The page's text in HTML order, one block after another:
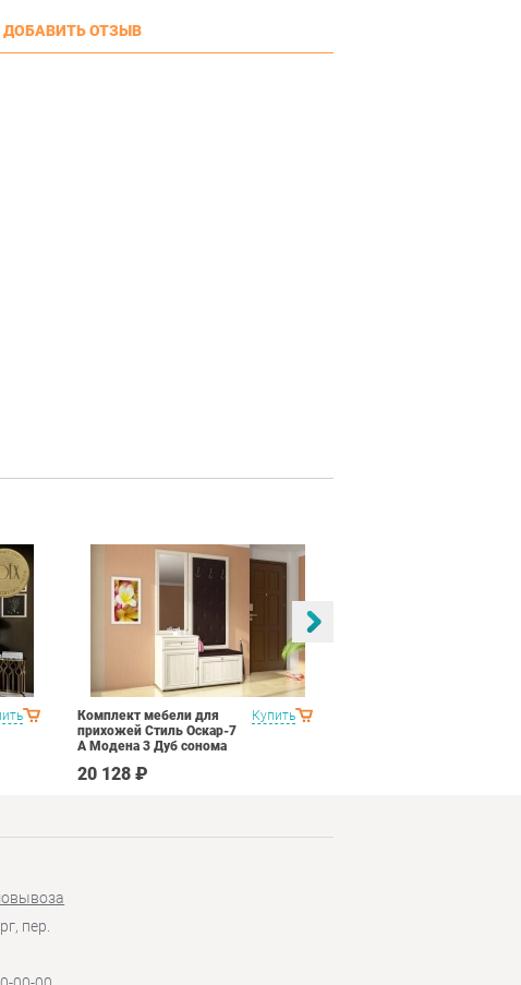
ДОБАВИТЬ ОТЗЫВ
Купить
Комплект мебели для
прихожей Стиль Оскар-7
А Модена 3 Дуб сонома
20 128 ₽
пер.